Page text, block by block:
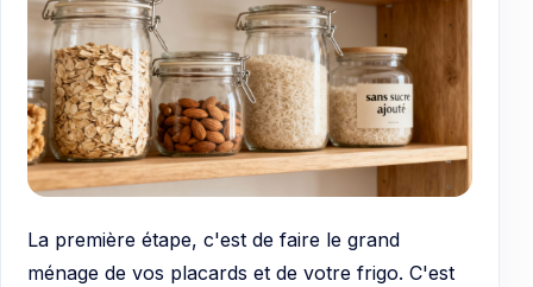
La première étape, c'est de faire le grand
ménage de vos placards et de votre frigo. C'est